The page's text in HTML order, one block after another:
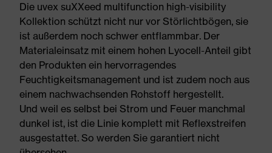
Die uvex suXXeed multifunction high-visibility
Kollektion schützt nicht nur vor Störlichtbögen, sie
ist außerdem noch schwer entflammbar. Der
Materialeinsatz mit einem hohen Lyocell-Anteil gibt
den Produkten ein hervorragendes
Feuchtigkeitsmanagement und ist zudem noch aus
einem nachwachsenden Rohstoff hergestellt.
Und weil es selbst bei Strom und Feuer manchmal
dunkel ist, ist die Linie komplett mit Reflexstreifen
ausgestattet. So werden Sie garantiert nicht